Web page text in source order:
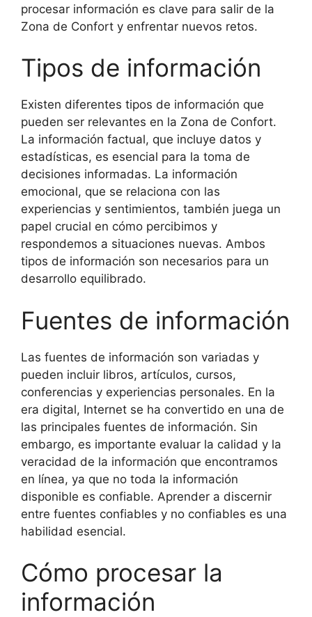
procesar información es clave para salir de la
Zona de Confort y enfrentar nuevos retos.
Tipos de información
Existen diferentes tipos de información que
pueden ser relevantes en la Zona de Confort.
La información factual, que incluye datos y
estadísticas, es esencial para la toma de
decisiones informadas. La información
emocional, que se relaciona con las
experiencias y sentimientos, también juega un
papel crucial en cómo percibimos y
respondemos a situaciones nuevas. Ambos
tipos de información son necesarios para un
desarrollo equilibrado.
Fuentes de información
Las fuentes de información son variadas y
pueden incluir libros, artículos, cursos,
conferencias y experiencias personales. En la
era digital, Internet se ha convertido en una de
las principales fuentes de información. Sin
embargo, es importante evaluar la calidad y la
veracidad de la información que encontramos
en línea, ya que no toda la información
disponible es confiable. Aprender a discernir
entre fuentes confiables y no confiables es una
habilidad esencial.
Cómo procesar la
información